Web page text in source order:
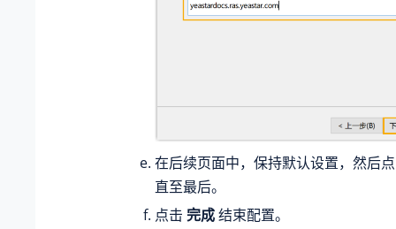
在后续页面中，保持默认设置，然后
直至最后。
点击 完成结束配置。